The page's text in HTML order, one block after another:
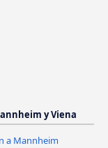
y Viena
a Mannheim